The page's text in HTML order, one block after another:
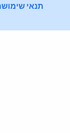
תנאי שימוש